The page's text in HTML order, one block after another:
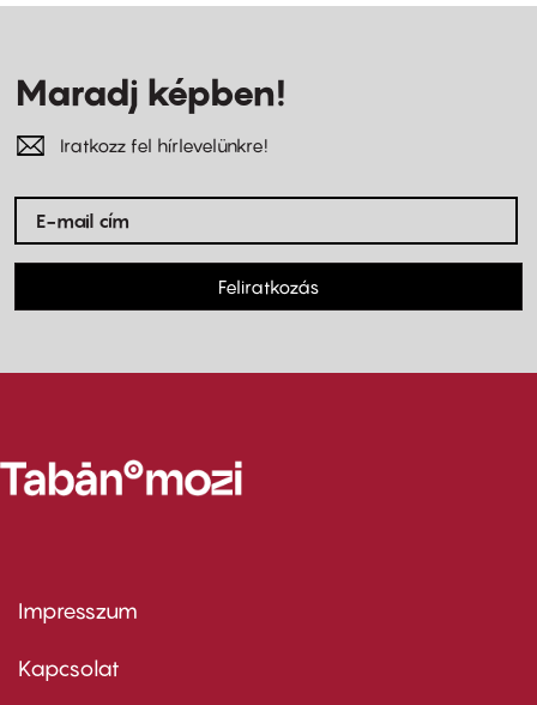
Maradj képben!
Iratkozz fel hírlevelünkre!
Feliratkozás
Footer
first
Impresszum
Kapcsolat